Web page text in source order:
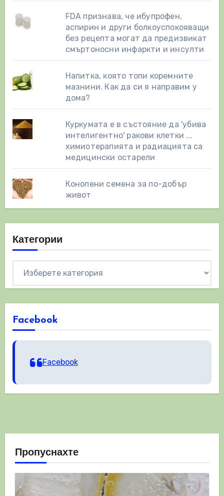
FDA признава, че ибупрофен,
аспирин и други болкоуспокояващи
без рецепта могат да предизвикат
смъртоносни инфаркти и инсулти
Напитка, която топи коремните
мазнини. Как да си я направим у
дома?
Куркумата е в състояние да 'убива
интелигентно' ракови клетки ...
химиотерапията и радиацията са
медицински остарели
Конопени семена за по-добър
живот
Категории
Facebook
Facebook
Пропуснахте